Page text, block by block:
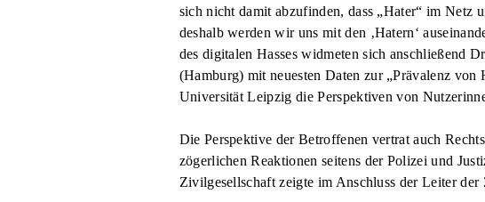
sich nicht damit abzufinden, dass „Hater“ im Netz
deshalb werden wir uns mit den ‚Hatern‘
des digitalen Hasses widmeten sich anschließend
(Hamburg) mit neuesten Daten zur „Prävalenz
Universität Leipzig die Perspektiven von
Die Perspektive der Betroffenen vertrat auch
zögerlichen Reaktionen seitens der Polizei und
Zivilgesellschaft zeigte im Anschluss der Leiter